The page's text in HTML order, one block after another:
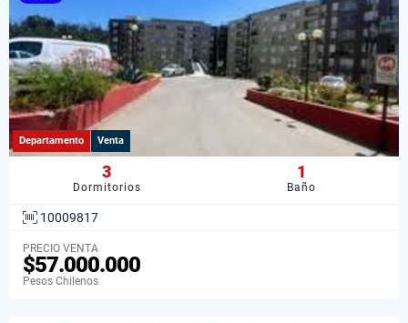
Departamento Venta
3
Dormitorios
1
Baño
10009817
PRECIO VENTA
$57.000.000
Pesos Chilenos